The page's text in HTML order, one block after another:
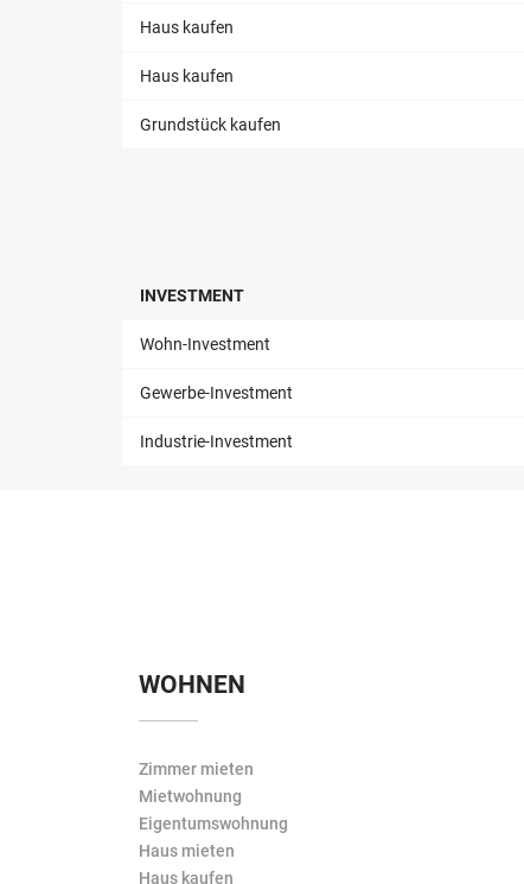
Haus kaufen
Haus kaufen
Grundstück kaufen
INVESTMENT
Wohn-Investment
Gewerbe-Investment
Industrie-Investment
WOHNEN
Zimmer mieten
Mietwohnung
Eigentumswohnung
Haus mieten
Haus kaufen